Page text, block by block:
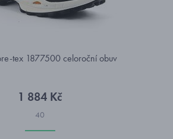
tex 1877500 celoroční obuv
1 884 Kč
40